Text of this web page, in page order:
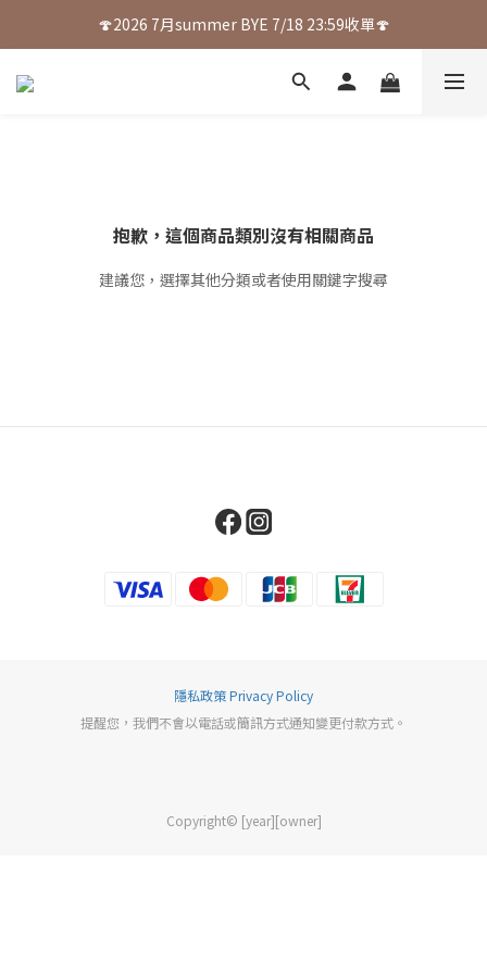
🍄2026 7月summer BYE 7/18 23:59收單🍄
抱歉，這個商品類別沒有相關商品
建議您，選擇其他分類或者使用關鍵字搜尋
隱私政策 Privacy Policy
提醒您，我們不會以電話或簡訊方式通知變更付款方式。
Copyright© [year][owner]